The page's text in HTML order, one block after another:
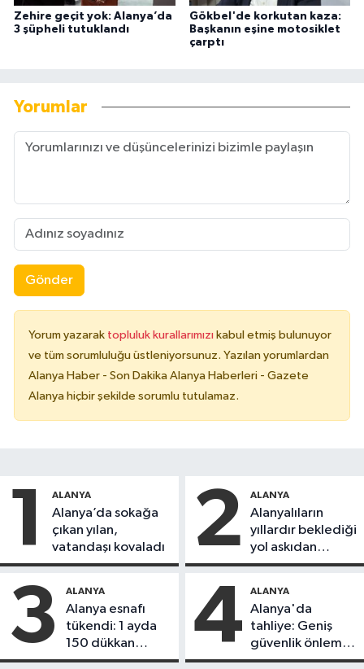
Zehire geçit yok: Alanya’da
3 şüpheli tutuklandı
Gökbel'de korkutan kaza:
Başkanın eşine motosiklet
çarptı
Yorumlar
Gönder
Yorum yazarak topluluk kurallarımızı kabul etmiş bulunuyor
ve tüm sorumluluğu üstleniyorsunuz. Yazılan yorumlardan
Alanya Haber - Son Dakika Alanya Haberleri - Gazete
Alanya hiçbir şekilde sorumlu tutulamaz.
1 ALANYA
Alanya’da sokağa
çıkan yılan,
vatandaşı kovaladı
2 ALANYA
Alanyalıların
yıllardır beklediği
yol askıdan
döndü
3 ALANYA
Alanya esnafı
tükendi: 1 ayda
150 dükkan
kapandı
4 ALANYA
Alanya'da
tahliye: Geniş
güvenlik önlemi
alındı